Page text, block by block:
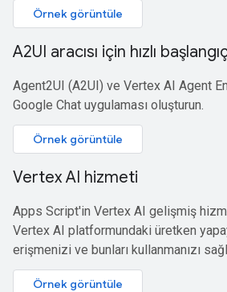
Örnek görüntüle
A2UI aracısı için hızlı
Agent2UI (A2UI) ve Vertex AI Agent
Google Chat uygulaması oluşturun.
Örnek görüntüle
Vertex AI hizmeti
Apps Script'in Vertex AI gelişmiş
Vertex AI platformundaki üretken
erişmenizi ve bunları kullanmanızı
Örnek görüntüle